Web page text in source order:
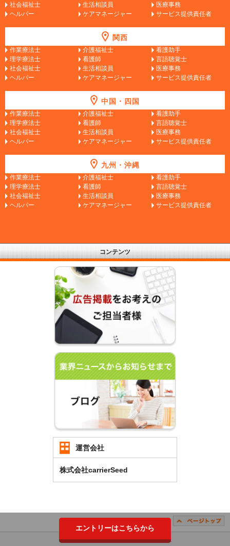
エントリーはこちらから
社会福祉士
生活相談員
医療事務
ヘルパー
ケアマネージャー サービス提供責任者
関西
作業療法士 介護福祉士
看護助手
理学療法士
看護師
言語聴覚士
社会福祉士
生活相談員
医療事務
ヘルパー
ケアマネージャー サービス提供責任者
中国・四国
作業療法士 介護福祉士
看護助手
理学療法士
看護師
言語聴覚士
社会福祉士
生活相談員
医療事務
ヘルパー
ケアマネージャー サービス提供責任者
九州・沖縄
作業療法士 介護福祉士
看護助手
理学療法士
看護師
言語聴覚士
社会福祉士
生活相談員
医療事務
ヘルパー
ケアマネージャー サービス提供責任者
コンテンツ
運営会社
株式会社carrierSeed
Copyright （C）2018 carrierSeed Co.,LTD. All Rights Reserved.